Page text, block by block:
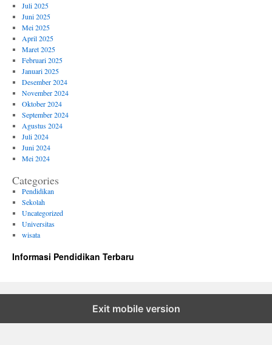
Juli 2025
Juni 2025
Mei 2025
April 2025
Maret 2025
Februari 2025
Januari 2025
Desember 2024
November 2024
Oktober 2024
September 2024
Agustus 2024
Juli 2024
Juni 2024
Mei 2024
Categories
Pendidikan
Sekolah
Uncategorized
Universitas
wisata
Informasi Pendidikan Terbaru
Exit mobile version